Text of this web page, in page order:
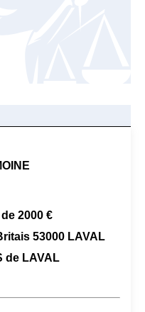
2000 €
53000 LAVAL
de LAVAL